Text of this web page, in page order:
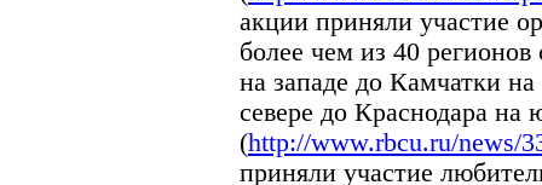
акции приняли участие
более чем из 40
на западе до Камчатки
севере до Краснодара на
(http://www.rbcu.ru/news/
приняли участие